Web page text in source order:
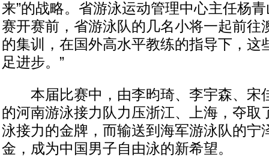
来”的战略。省游泳运动管理中心主任杨
赛开赛前，省游泳队的几名小将一起前往
的集训，在国外高水平教练的指导下，这
足进步。”
本届比赛中，由李昀琦、李宇森、宋
的河南游泳接力队力压浙江、上海，夺取
泳接力的金牌，而输送到海军游泳队的宁
金，成为中国男子自由泳的新希望。